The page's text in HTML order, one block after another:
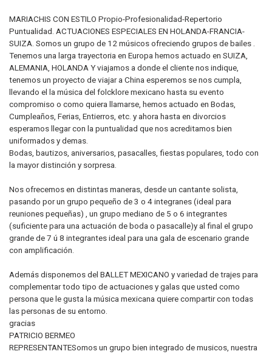
MARIACHIS CON ESTILO Propio-Profesionalidad-Repertorio
Puntualidad. ACTUACIONES ESPECIALES EN HOLANDA-FRANCIA-
SUIZA. Somos un grupo de 12 músicos ofreciendo grupos de bailes .
Tenemos una larga trayectoria en Europa hemos actuado en SUIZA,
ALEMANIA, HOLANDA Y viajamos a donde el cliente nos indique,
tenemos un proyecto de viajar a China esperemos se nos cumpla,
llevando el la música del folcklore mexicano hasta su evento
compromiso o como quiera llamarse, hemos actuado en Bodas,
Cumpleaños, Ferias, Entierros, etc. y ahora hasta en divorcios
esperamos llegar con la puntualidad que nos acreditamos bien
uniformados y demas.
Bodas, bautizos, aniversarios, pasacalles, fiestas populares, todo con
la mayor distinción y sorpresa.
Nos ofrecemos en distintas maneras, desde un cantante solista,
pasando por un grupo pequeño de 3 o 4 integranes (ideal para
reuniones pequeñas) , un grupo mediano de 5 o 6 integrantes
(suficiente para una actuación de boda o pasacalle)y al final el grupo
grande de 7 ú 8 integrantes ideal para una gala de escenario grande
con amplificación.
Además disponemos del BALLET MEXICANO y variedad de trajes para
complementar todo tipo de actuaciones y galas que usted como
persona que le gusta la música mexicana quiere compartir con todas
las personas de su entorno.
gracias
PATRICIO BERMEO
REPRESENTANTESomos un grupo bien integrado de musicos, nuestra